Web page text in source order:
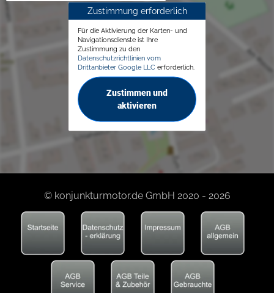
Zustimmung erforderlich
Für die Aktivierung der Karten- und
Navigationsdienste ist Ihre
Zustimmung zu den
Datenschutzrichtlinien vom
Drittanbieter Google LLC erforderlich.
Zustimmen und
aktivieren
© konjunkturmotor.de GmbH 2020 - 2026